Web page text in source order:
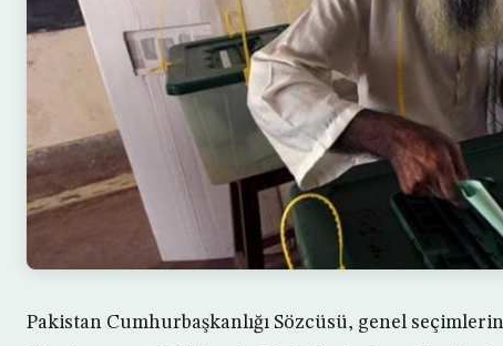
Pakistan Cumhurbaşkanlığı Sözcüsü, genel